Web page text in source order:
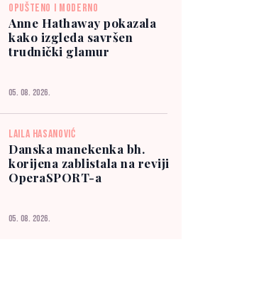
OPUŠTENO I MODERNO
Anne Hathaway pokazala
kako izgleda savršen
trudnički glamur
05. 08. 2026.
LAILA HASANOVIĆ
Danska manekenka bh.
korijena zablistala na reviji
OperaSPORT-a
05. 08. 2026.